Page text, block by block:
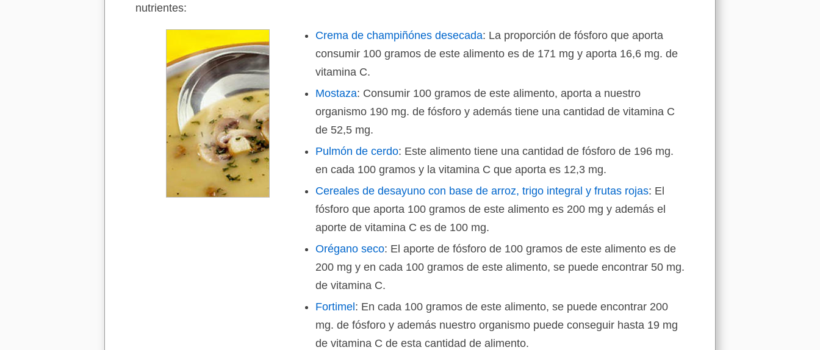
nutrientes:
Crema de champiñónes desecada: La proporción de fósforo que aporta
consumir 100 gramos de este alimento es de 171 mg y aporta 16,6 mg. de
vitamina C.
Mostaza: Consumir 100 gramos de este alimento, aporta a nuestro
organismo 190 mg. de fósforo y además tiene una cantidad de vitamina C
de 52,5 mg.
Pulmón de cerdo: Este alimento tiene una cantidad de fósforo de 196 mg.
en cada 100 gramos y la vitamina C que aporta es 12,3 mg.
Cereales de desayuno con base de arroz, trigo integral y frutas rojas: El
fósforo que aporta 100 gramos de este alimento es 200 mg y además el
aporte de vitamina C es de 100 mg.
Orégano seco: El aporte de fósforo de 100 gramos de este alimento es de
200 mg y en cada 100 gramos de este alimento, se puede encontrar 50 mg.
de vitamina C.
Fortimel : En cada 100 gramos de este alimento, se puede encontrar 200
mg. de fósforo y además nuestro organismo puede conseguir hasta 19 mg
de vitamina C de esta cantidad de alimento.